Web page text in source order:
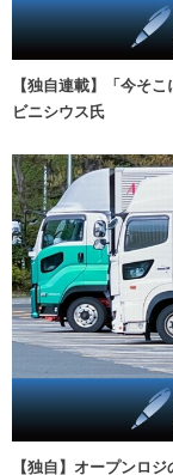
【独自連載】「今そ
ビニシウス氏
【独自】オープンロ